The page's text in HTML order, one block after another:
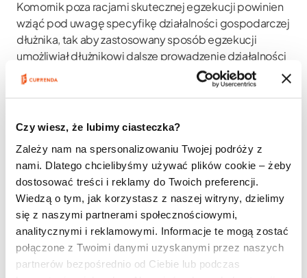
Czy wiesz, że lubimy ciasteczka?
Zależy nam na spersonalizowaniu Twojej podróży z
nami. Dlatego chcielibyśmy używać plików cookie – żeby
dostosować treści i reklamy do Twoich preferencji.
Wiedzą o tym, jak korzystasz z naszej witryny, dzielimy
się z naszymi partnerami społecznościowymi,
analitycznymi i reklamowymi. Informacje te mogą zostać
połączone z Twoimi danymi uzyskanymi przez naszych
partnerów bezpośrednio od Ciebie lub podczas
Komornik poza racjami skutecznej egzekucji powinien
wziąć pod uwagę specyfikę działalności gospodarczej
dłużnika, tak aby zastosowany sposób egzekucji
umożliwiał dłużnikowi dalsze prowadzenie działalności
gospodarczej. Dłużnik w tym zakresie powinien
współdziałać, składając odpowiednie wyjaśnienia czy
poszczególnych składników swojego majątku dla
też wnioskować o zawieszenie postępowania
egzekucyjnego.
Analiza omówionych regulacji wskazuje, że w Kodeksie
postępowania cywilnego ochrona interesów dłużnika
prowadzącego działalność gospodarczą powinna być
realizowana w sposób proporcjonalny i z
poszanowaniem ochrony wierzyciela.
Słowa kluczowe: dłużnik prowadzący działalność